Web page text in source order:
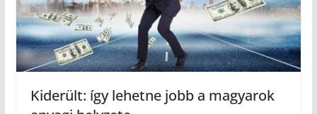
Kiderült: így lehetne jobb a magyarok